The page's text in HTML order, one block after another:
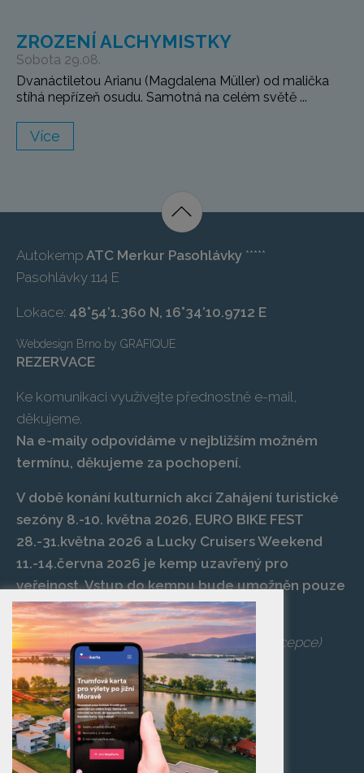
ZROZENÍ ALCHYMISTKY
Sobota 29.08.
Dvanáctiletou Arianu (Magdalena Müller) od malička
stíhá nepřízeň osudu. Samotná na celém světě ...
Více
Autokemp ATC Merkur Pasohlávky *****
Pasohlávky 114 E
Lokace: 48°54’1.360 N, 16°34’10.9712 E
Webdesign Brno by GRAFIQUE
REZERVACE
Ke komunikaci využívejte přednostně e-mail,
děkujeme.
Na e-maily odpovídáme v nejbližším možném
termínu, děkujeme za pochopení.
V době konání kulturních akcí Zahájení turistické
sezóny 8.-10. května 2026, EURO BIKE FEST
28.-31.května 2026 a Lucky Cruisers Weekend
11.-14.června 2026 je kemp uzavřený pro
veřejnost. Vstup do kempu bude umožněn pouze
po zaplacení vstupenky na danou akci.
Telefon:+420 519 427 714,539 029 266
(recepce)
E-mail:camp@pasohlavky.cz
SPOJTE SE S NÁMI